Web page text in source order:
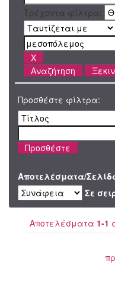
Τρέχοντα φίλτρα:
Προσθέστε φίλτρα:
Αποτελέσματα/
Σε
Αποτελέσματα 1-1